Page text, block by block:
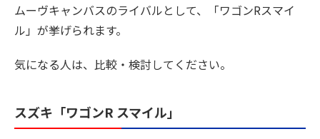
ムーヴキャンバスのライバルとして、「ワゴンRスマイ
ル」が挙げられます。
気になる人は、比較・検討してください。
スズキ「ワゴンR スマイル」